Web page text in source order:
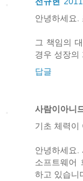
안녕하세요.
그 책임의
경우 성장의
답글
사람이아니
기초 체력이
안녕하세요.
소프트웨어
하고 있습니